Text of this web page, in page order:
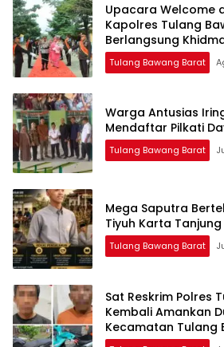
Upacara Welcome
Kapolres Tulang
Berlangsung
Tulang Bawang Barat
Warga Antusias Iringi
Mendaftar Pilkati
Tulang Bawang Barat
Mega Saputra
Tiyuh Karta
Tulang Bawang Barat
Sat Reskrim Polres
Kembali Amankan
Kecamatan Tulang